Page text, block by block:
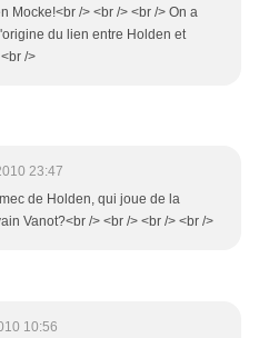
Mocke!<br /> <br /> <br /> On a
du lien entre Holden et
/>
23:47
de Holden, qui joue de la
Vanot?<br /> <br /> <br /> <br />
10:56